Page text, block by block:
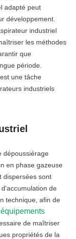
adapté peut
développement.
industriel
les méthodes
que
période.
une tâche
industriels
dépoussiérage
en phase gazeuse
dispersées sont
de
technique, afin de
équipements
de maîtriser
propriétés de la